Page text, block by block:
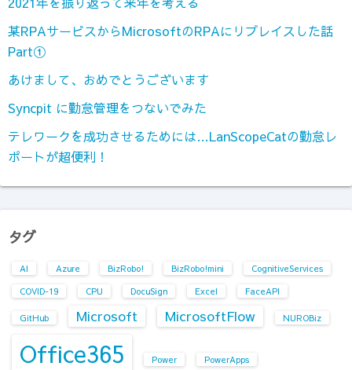
某RPAサービスからMicrosoftのRPAにリプレイスした話
Part①
あけまして、おめでとうございます
Syncpit に勤怠管理をつないでみた
テレワークを成功させるためには…LanScopeCatの勤怠レ
ポートが超便利！
タグ
AI Azure BizRobo! BizRobo!mini
CognitiveServices
COVID-19
CPU DocuSign Excel FaceAPI
GitHub Microsoft MicrosoftFlow NUROBiz
Office365 Power PowerApps